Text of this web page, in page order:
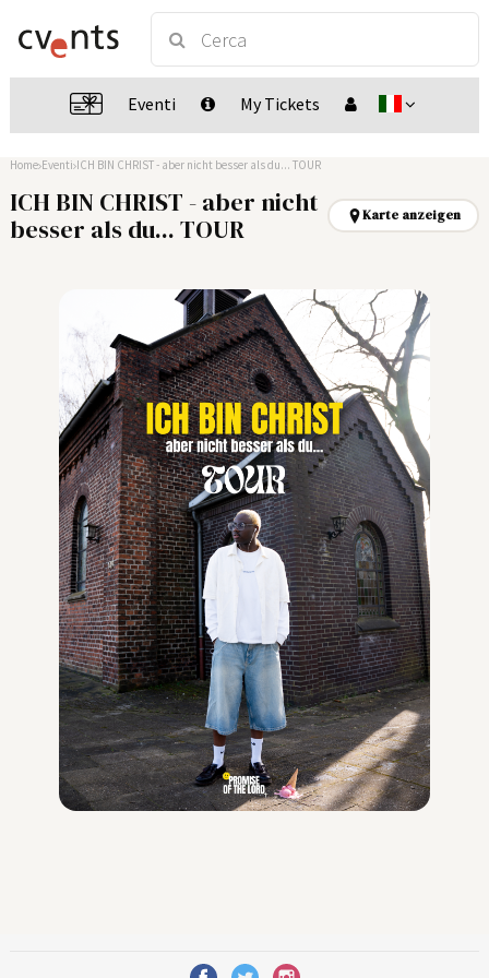
Eventi My Tickets
Home Eventi ICH BIN CHRIST - aber nicht besser als du... TOUR
ICH BIN CHRIST - aber nicht
besser als du... TOUR
Karte anzeigen